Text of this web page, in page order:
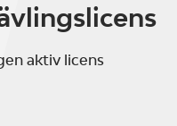
aktiv licens